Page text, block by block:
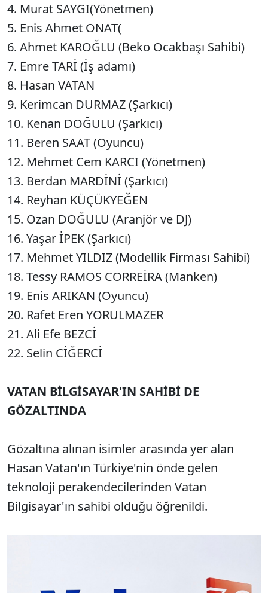
4. ⁠Murat SAYGI(Yönetmen)
5. ⁠Enis Ahmet ONAT(
6. Ahmet KAROĞLU (Beko Ocakbaşı Sahibi)
7. Emre TARİ (İş adamı)
8. Hasan VATAN
9. Kerimcan DURMAZ (Şarkıcı)
10. Kenan DOĞULU (Şarkıcı)
11. Beren SAAT (Oyuncu)
12. Mehmet Cem KARCI (Yönetmen)
13. Berdan MARDİNİ (Şarkıcı)
14. Reyhan KÜÇÜKYEĞEN
15. Ozan DOĞULU (Aranjör ve DJ)
16. Yaşar İPEK (Şarkıcı)
17. Mehmet YILDIZ (Modellik Firması Sahibi)
18. Tessy RAMOS CORREİRA (Manken)
19. Enis ARIKAN (Oyuncu)
20. Rafet Eren YORULMAZER
21. Ali Efe BEZCİ
22. Selin CİĞERCİ
VATAN BİLGİSAYAR'IN SAHİBİ DE
GÖZALTINDA
Gözaltına alınan isimler arasında yer alan
Hasan Vatan'ın Türkiye'nin önde gelen
teknoloji perakendecilerinden Vatan
Bilgisayar'ın sahibi olduğu öğrenildi.